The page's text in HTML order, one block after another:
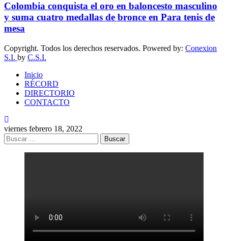
Colombia conquista el oro en baloncesto masculino
y suma cuatro medallas de bronce en Para tenis de
mesa
Copyright. Todos los derechos reservados. Powered by: Conexion
S.I. by C.S.I.
Inicio
RÉCORD
DIRECTORIO
CONTACTO
viernes febrero 18, 2022
Buscar: